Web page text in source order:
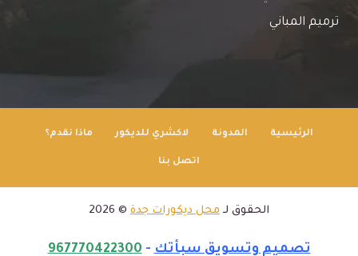
ترميم المباني
الرئيسية المدونة لاكشري للديكور ماذا نقدم؟
اتصل بنا
الحقوق لـ محل ديكورات جدة © 2026
تصميم وتسويق سبأتك-
967770422300